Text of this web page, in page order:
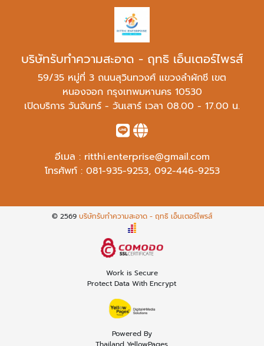
บริษัทรับทำความสะอาด - ฤทธิ เอ็นเตอร์ไพรส์
59/35 หมู่ที่ 3 ถนนสุวินทวงศ์ แขวงลำผักชี เขต
หนองจอก กรุงเทพมหานคร 10530
เปิดบริการ วันจันทร์ - วันเสาร์ เวลา 08.00 - 17.00 น.
อีเมล : ritthi.enterprise@gmail.com
โทรศัพท์ : 081-935-9253, 092-446-9253
© 2569 บริษัทรับทำความสะอาด - ฤทธิ เอ็นเตอร์ไพรส์
Work is Secure
Protect Data With Encrypt
Powered By